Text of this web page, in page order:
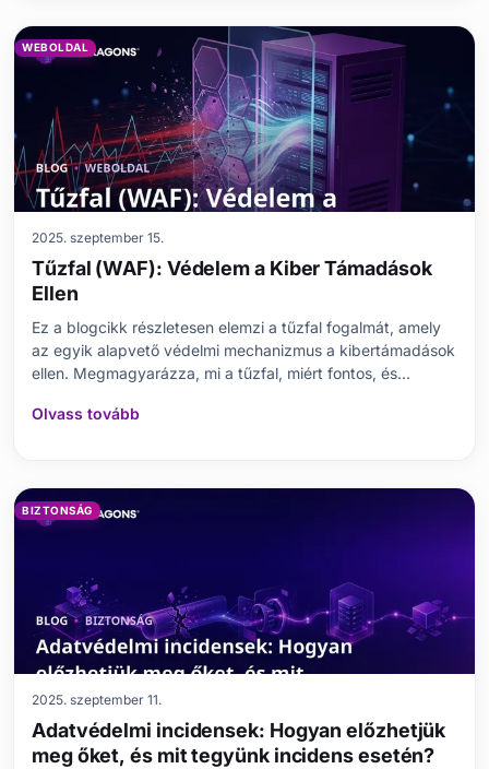
WEBOLDAL
2025. szeptember 15.
Tűzfal (WAF): Védelem a Kiber Támadások
Ellen
Ez a blogcikk részletesen elemzi a tűzfal fogalmát, amely
az egyik alapvető védelmi mechanizmus a kibertámadások
ellen. Megmagyarázza, mi a tűzfal, miért fontos, és
követően összehasonlítja a különböző tűzfal fajtákat, hogy
Olvass tovább
BIZTONSÁG
2025. szeptember 11.
Adatvédelmi incidensek: Hogyan előzhetjük
meg őket, és mit tegyünk incidens esetén?